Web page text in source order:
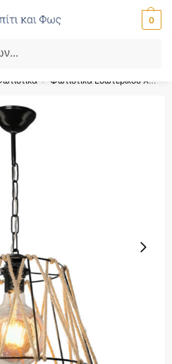
0
με τον κωδικό ‘SPRING’!
/ Φωτιστικά Εσωτερικού Χώρου